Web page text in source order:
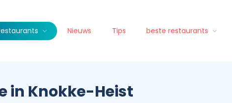
Nieuws Tips beste restaurants
in Knokke-Heist